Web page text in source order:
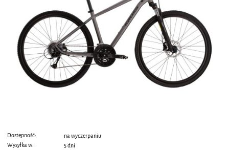
Dostępność:
na wyczerpaniu
Wysyłka w:
5 dni